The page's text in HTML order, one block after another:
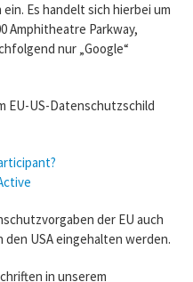
Es handelt sich hierbei um
Amphitheatre Parkway,
nur „Google“
EU-US-Datenschutzschild
der EU auch
USA eingehalten werden.
in unserem